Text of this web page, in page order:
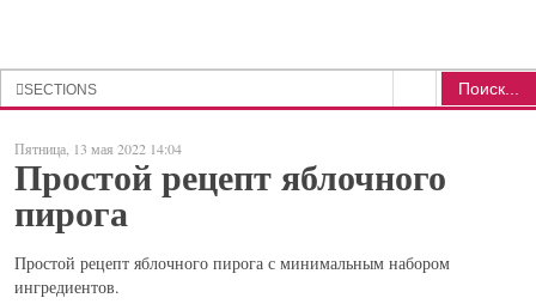
SECTIONS
РЫБНОЕ
МЯСНОЕ
ТЕСТО
Поиск...
Пятница, 13 мая 2022 14:04
Простой рецепт яблочного
пирога
Простой рецепт яблочного пирога с минимальным набором
ингредиентов.